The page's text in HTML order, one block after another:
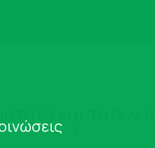
και τη